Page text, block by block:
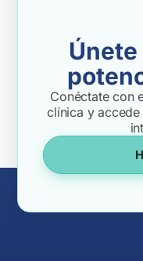
Conéctate con
clínica y